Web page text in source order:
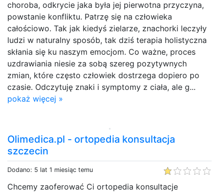
choroba, odkrycie jaka była jej pierwotna przyczyna,
powstanie konfliktu. Patrzę się na człowieka
całościowo. Tak jak kiedyś zielarze, znachorki leczyły
ludzi w naturalny sposób, tak dziś terapia holistyczna
skłania się ku naszym emocjom. Co ważne, proces
uzdrawiania niesie za sobą szereg pozytywnych
zmian, które często człowiek dostrzega dopiero po
czasie. Odczytuję znaki i symptomy z ciała, ale g...
pokaż więcej »
Olimedica.pl - ortopedia konsultacja
szczecin
Dodano: 5 lat 1 miesiąc temu
Chcemy zaoferować Ci ortopedia konsultacje